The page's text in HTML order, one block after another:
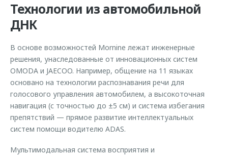
Технологии из автомобильной
ДНК
В основе возможностей Mornine лежат инженерные
решения, унаследованные от инновационных систем
OMODA и JAECOO. Например, общение на 11 языках
основано на технологии распознавания речи для
голосового управления автомобилем, а высокоточная
навигация (с точностью до ±5 см) и система избегания
препятствий — прямое развитие интеллектуальных
систем помощи водителю ADAS.
Мультимодальная система восприятия и